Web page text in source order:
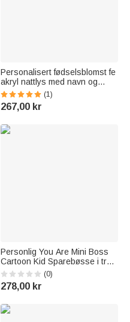
Personalisert fødselsblomst fe
akryl nattlys med navn og
trebase romdekorasjon
bursdagsgave til jenter
(1)
267,00 kr
Personlig You Are Mini Boss
Cartoon Kid Sparebøsse i tre
med navn Tilbake til skolen
Bursdag Barnas dag Gave til
barn
(0)
278,00 kr